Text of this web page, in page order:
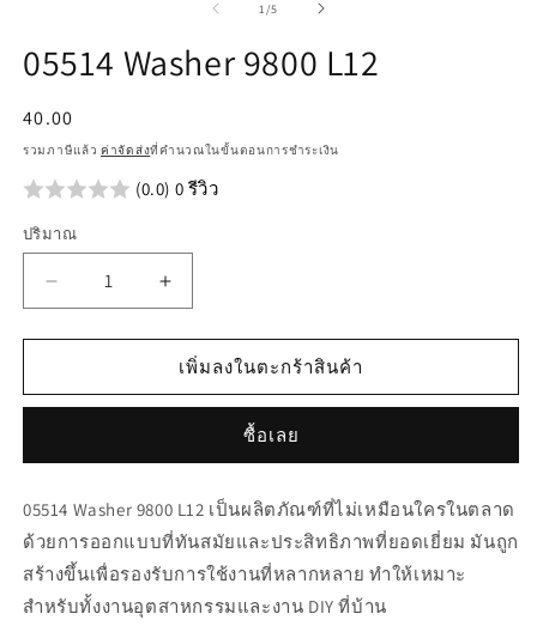
โม
1 /จาก
5
05514 Washer 9800 L12
ราคา
ปกติ
40.00
รวมภาษีแล้ว ค่าจัดส่งที่คำนวณในขั้นตอนการชำระเงิน
(0.0) 0 รีวิว
ปริมาณ
05514
L12
สำหรับ
05514
L12
เพิ่มลงในตะกร้าสินค้า
ซื้อเลย
05514 Washer 9800 L12 เป็นผลิตภัณฑ์ที่ไม่เหมือนใครในตลาด
ด้วยการออกแบบที่ทันสมัยและประสิทธิภาพที่ยอดเยี่ยม มันถูก
สร้างขึ้นเพื่อรองรับการใช้งานที่หลากหลาย ทำให้เหมาะ
สำหรับทั้งงานอุตสาหกรรมและงาน DIY ที่บ้าน